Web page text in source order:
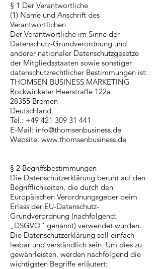
§ 1 Der Verantwortliche
(1) Name und Anschrift des
Verantwortlichen
Der Verantwortliche im Sinne der
Datenschutz-Grundverordnung und
anderer nationaler Datenschutzgesetze
der Mitgliedsstaaten sowie sonstiger
datenschutzrechtlicher Bestimmungen ist:
THOMSEN BUSINESS MARKETING
Rockwinkeler Heerstraße 122a
28355 Bremen
Deutschland
Tel.: +49 421 309 31 441
E-Mail: info@thomsenbusiness.de
Website: www.thomsenbusiness.de
§ 2 Begriffsbestimmungen
Die Datenschutzerklärung beruht auf den
Begrifflichkeiten, die durch den
Europäischen Verordnungsgeber beim
Erlass der EU-Datenschutz-
Grundverordnung (nachfolgend:
„DSGVO“ genannt) verwendet wurden.
Die Datenschutzerklärung soll einfach
lesbar und verständlich sein. Um dies zu
gewährleisten, werden nachfolgend die
wichtigsten Begriffe erläutert: